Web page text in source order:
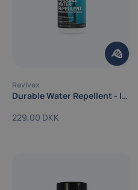
Revivex
Durable Water Repellent - Imprægnering
229,00 DKK